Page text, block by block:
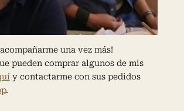
una vez más!
pueden comprar algunos de mis
y contactarme con sus pedidos
.